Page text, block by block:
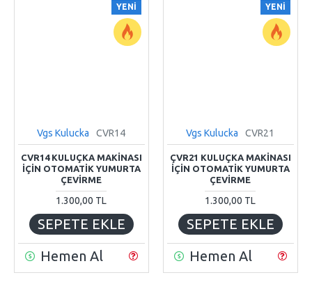
YENI
Vgs Kulucka CVR14
CVR14 KULUÇKA MAKİNASI
İÇİN OTOMATİK YUMURTA
ÇEVİRME
1.300,00 TL
SEPETE EKLE
Hemen Al
YENI
Vgs Kulucka CVR21
ÇVR21 KULUÇKA MAKİNASI
İÇİN OTOMATİK YUMURTA
ÇEVİRME
1.300,00 TL
SEPETE EKLE
Hemen Al